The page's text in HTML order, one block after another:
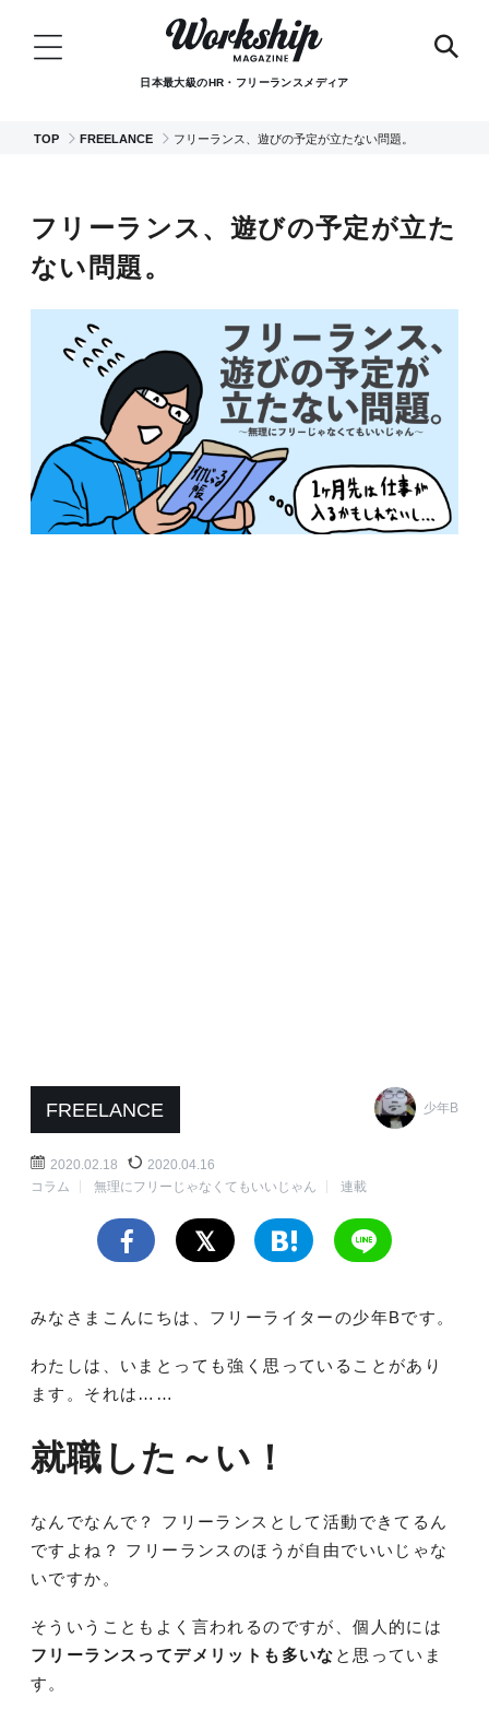
日本最大級のHR・フリーランスメディア
TOP FREELANCE フリーランス、遊びの予定が立たない問題。
フリーランス、遊びの予定が立た
ない問題。
FREELANCE 少年B
2020.02.18
2020.04.16
コラム
無理にフリーじゃなくてもいいじゃん 連載
みなさまこんにちは、フリーライターの少年Bです。
わたしは、いまとっても強く思っていることがあり
ます。それは……
就職した～い！
なんでなんで？ フリーランスとして活動できてるん
ですよね？ フリーランスのほうが自由でいいじゃな
いですか。
そういうこともよく言われるのですが、個人的には
フリーランスってデメリットも多いな と思っていま
す。